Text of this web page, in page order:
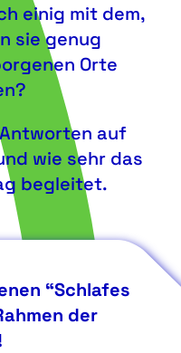
einig mit dem,
sie genug
Orte
auf
wie sehr das
begleitet.
“Schlafes
der